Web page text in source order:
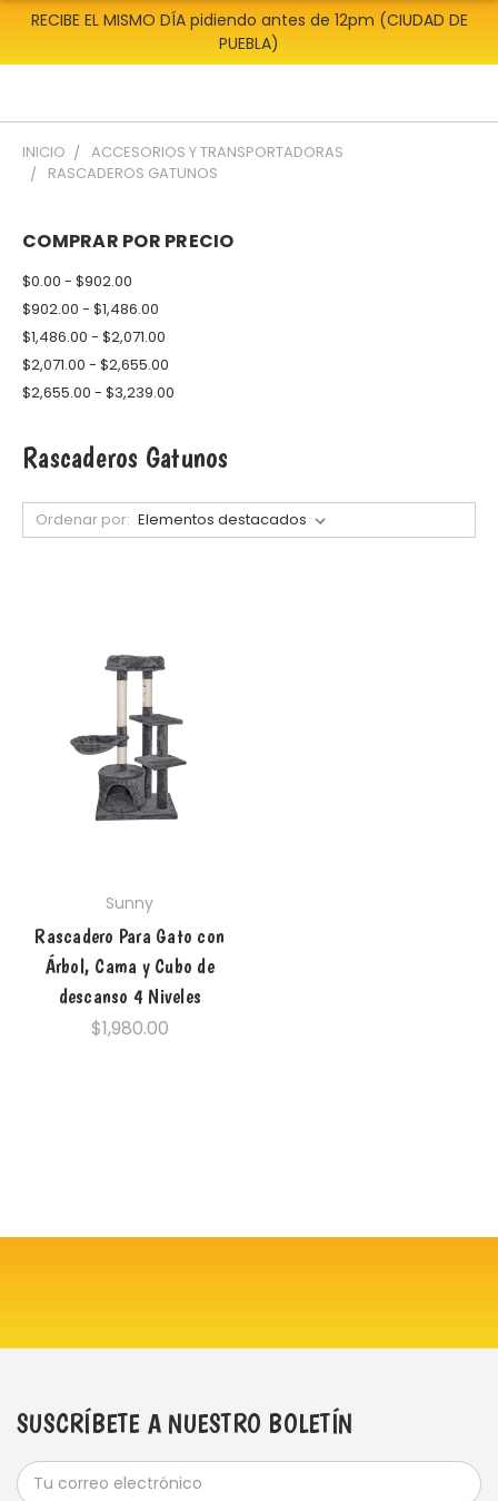
RECIBE EL MISMO DÍA pidiendo antes de 12pm (CIUDAD DE
PUEBLA)
INICIO
ACCESORIOS Y TRANSPORTADORAS
RASCADEROS GATUNOS
COMPRAR POR PRECIO
$0.00 - $902.00
$902.00 - $1,486.00
$1,486.00 - $2,071.00
$2,071.00 - $2,655.00
$2,655.00 - $3,239.00
Rascaderos Gatunos
Ordenar por:
Sunny
Rascadero Para Gato con
Árbol, Cama y Cubo de
descanso 4 Niveles
$1,980.00
SUSCRÍBETE A NUESTRO BOLETÍN
Dirección
de